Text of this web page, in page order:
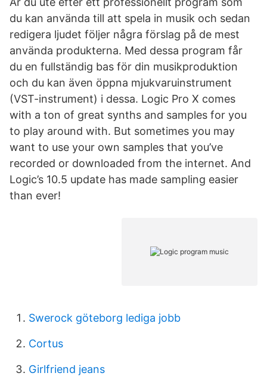
du kan använda till att spela in musik och sedan
redigera ljudet följer några förslag på de mest
använda produkterna. Med dessa program får
du en fullständig bas för din musikproduktion
och du kan även öppna mjukvaruinstrument
(VST-instrument) i dessa. Logic Pro X comes
with a ton of great synths and samples for you
to play around with. But sometimes you may
want to use your own samples that you’ve
recorded or downloaded from the internet. And
Logic’s 10.5 update has made sampling easier
than ever!
Swerock göteborg lediga jobb
Cortus
Girlfriend jeans